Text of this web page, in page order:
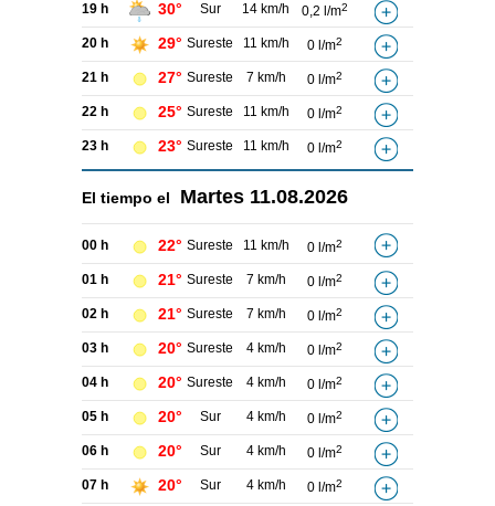
19 h 30° Sur 14 km/h 0,2 l/m2
20 h 29° Sureste 11 km/h 0 l/m2
21 h 27° Sureste 7 km/h 0 l/m2
22 h 25° Sureste 11 km/h 0 l/m2
23 h 23° Sureste 11 km/h 0 l/m2
El tiempo el Martes 11.08.2026
00 h 22° Sureste 11 km/h 0 l/m2
01 h 21° Sureste 7 km/h 0 l/m2
02 h 21° Sureste 7 km/h 0 l/m2
03 h 20° Sureste 4 km/h 0 l/m2
04 h 20° Sureste 4 km/h 0 l/m2
05 h 20° Sur 4 km/h 0 l/m2
06 h 20° Sur 4 km/h 0 l/m2
07 h 20° Sur 4 km/h 0 l/m2